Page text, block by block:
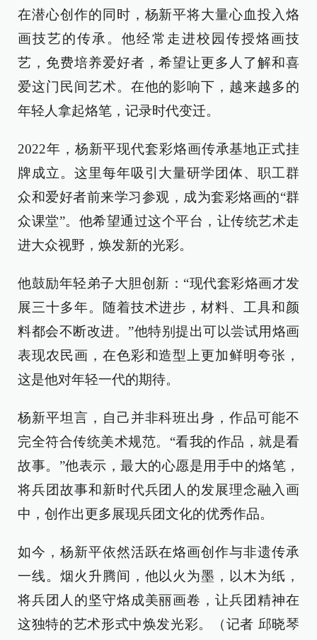
在潜心创作的同时，杨新平将大量心血投入烙
画技艺的传承。他经常走进校园传授烙画技
艺，免费培养爱好者，希望让更多人了解和喜
爱这门民间艺术。在他的影响下，越来越多的
年轻人拿起烙笔，记录时代变迁。
2022年，杨新平现代套彩烙画传承基地正式挂
牌成立。这里每年吸引大量研学团体、职工群
众和爱好者前来学习参观，成为套彩烙画的“群
众课堂”。他希望通过这个平台，让传统艺术走
进大众视野，焕发新的光彩。
他鼓励年轻弟子大胆创新：“现代套彩烙画才发
展三十多年。随着技术进步，材料、工具和颜
料都会不断改进。”他特别提出可以尝试用烙画
表现农民画，在色彩和造型上更加鲜明夸张，
这是他对年轻一代的期待。
杨新平坦言，自己并非科班出身，作品可能不
完全符合传统美术规范。“看我的作品，就是看
故事。”他表示，最大的心愿是用手中的烙笔，
将兵团故事和新时代兵团人的发展理念融入画
中，创作出更多展现兵团文化的优秀作品。
如今，杨新平依然活跃在烙画创作与非遗传承
一线。烟火升腾间，他以火为墨，以木为纸，
将兵团人的坚守烙成美丽画卷，让兵团精神在
这独特的艺术形式中焕发光彩。（记者 邱晓琴